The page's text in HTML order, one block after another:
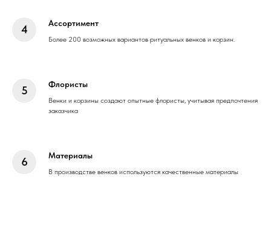
Ассортимент
Более 200 возможных вариантов ритуальных венков и корзин.
Флористы
Венки и корзины создают опытные флористы, учитывая предпочтения
заказчика
Материалы
В производстве венков используются качественные материалы